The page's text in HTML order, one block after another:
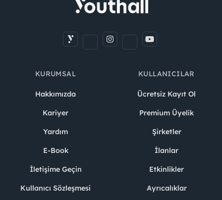
KURUMSAL
Hakkımızda
Kariyer
Yardım
E-Book
İletişime Geçin
Kullanıcı Sözleşmesi
KULLANICILAR
Ücretsiz Kayıt Ol
Premium Üyelik
Şirketler
İlanlar
Etkinlikler
Ayrıcalıklar